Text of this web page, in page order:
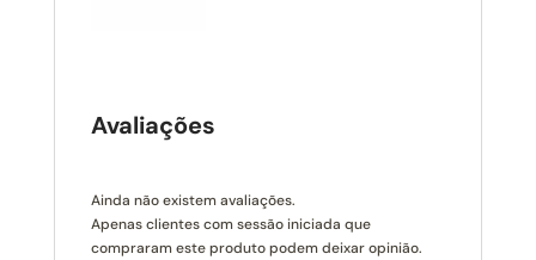
Avaliações
Ainda não existem avaliações.
Apenas clientes com sessão iniciada que
compraram este produto podem deixar opinião.